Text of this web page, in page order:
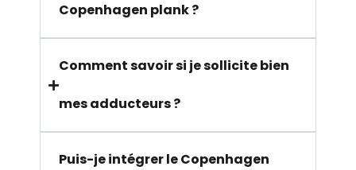
Copenhagen plank ?
Comment savoir si je sollicite bien
mes adducteurs ?
Puis-je intégrer le Copenhagen